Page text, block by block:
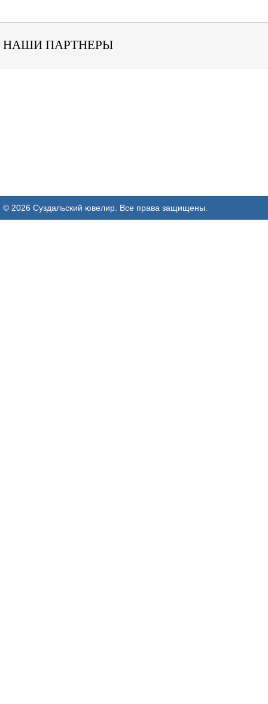
НАШИ ПАРТНЕРЫ
© 2026 Суздальский ювелир. Все права защищены.